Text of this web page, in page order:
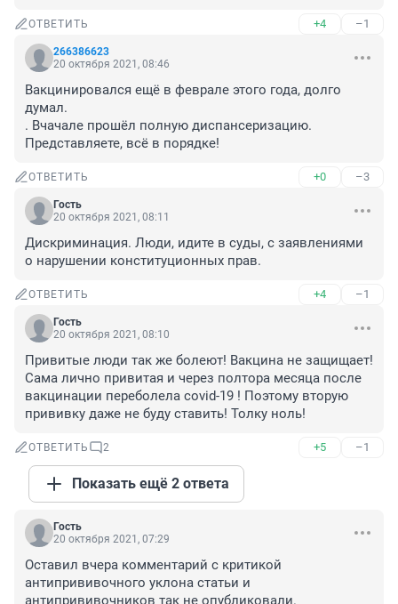
ОТВЕТИТЬ +4 –1
266386623
20 октября 2021, 08:46
Вакцинировался ещё в феврале этого года, долго
думал.
. Вчачале прошёл полную диспансеризацию.
Представляете, всё в порядке!
ОТВЕТИТЬ +0 –3
Гость
20 октября 2021, 08:11
Дискриминация. Люди, идите в суды, с заявлениями
о нарушении конституционных прав.
ОТВЕТИТЬ +4 –1
Гость
20 октября 2021, 08:10
Привитые люди так же болеют! Вакцина не защищает!
Сама лично привитая и через полтора месяца после
вакцинации переболела covid-19 ! Поэтому вторую
прививку даже не буду ставить! Толку ноль!
ОТВЕТИТЬ 2 +5 –1
Показать ещё 2 ответа
Гость
20 октября 2021, 07:29
Оставил вчера комментарий с критикой
антипрививочного уклона статьи и
антипрививочников так не опубликовали.